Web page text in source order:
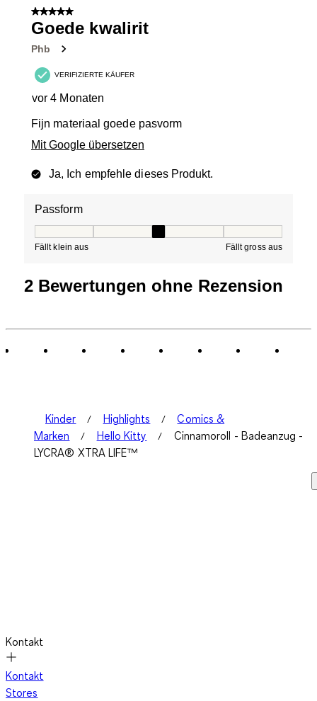
von
Bewertungen.
5 von 5 Sternen.
Goede kwalirit
Phb
VERIFIZIERTE KÄUFER
vor 4 Monaten
Fijn materiaal goede pasvorm
Mit Google übersetzen
Ja, Ich empfehle dieses Produkt.
Passform
Fällt klein aus Fällt gross aus
2 Bewertungen ohne Rezension
Kinder Highlights
Comics &
Marken
Hello Kitty
Cinnamoroll - Badeanzug -
LYCRA® XTRA LIFE™
Kontakt
Kontakt
Stores